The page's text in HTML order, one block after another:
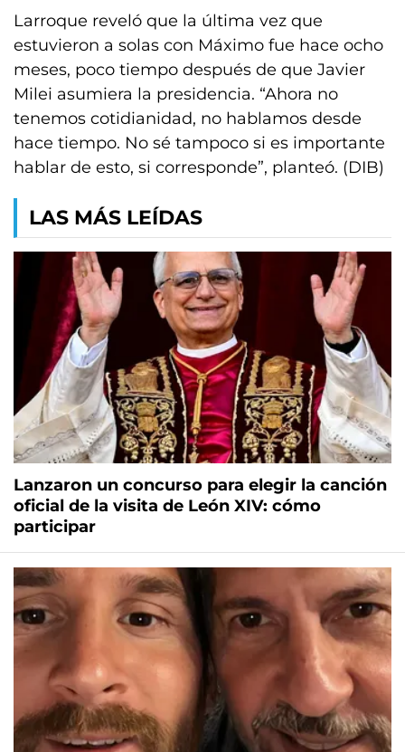
Larroque reveló que la última vez que
estuvieron a solas con Máximo fue hace ocho
meses, poco tiempo después de que Javier
Milei asumiera la presidencia. “Ahora no
tenemos cotidianidad, no hablamos desde
hace tiempo. No sé tampoco si es importante
hablar de esto, si corresponde”, planteó. (DIB)
LAS MÁS LEÍDAS
Lanzaron un concurso para elegir la canción
oficial de la visita de León XIV: cómo
participar